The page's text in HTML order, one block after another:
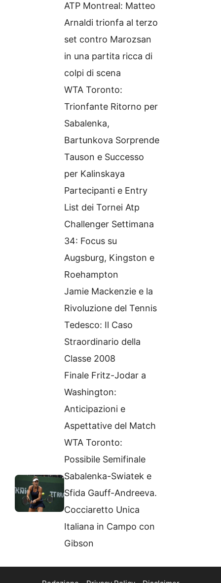
ATP Montreal: Matteo
Arnaldi trionfa al terzo
set contro Marozsan
in una partita ricca di
colpi di scena
WTA Toronto:
Trionfante Ritorno per
Sabalenka,
Bartunkova Sorprende
Tauson e Successo
per Kalinskaya
Partecipanti e Entry
List dei Tornei Atp
Challenger Settimana
34: Focus su
Augsburg, Kingston e
Roehampton
Jamie Mackenzie e la
Rivoluzione del Tennis
Tedesco: Il Caso
Straordinario della
Classe 2008
Finale Fritz-Jodar a
Washington:
Anticipazioni e
Aspettative del Match
WTA Toronto:
Possibile Semifinale
Sabalenka-Swiatek e
Sfida Gauff-Andreeva.
Cocciaretto Unica
Italiana in Campo con
Gibson